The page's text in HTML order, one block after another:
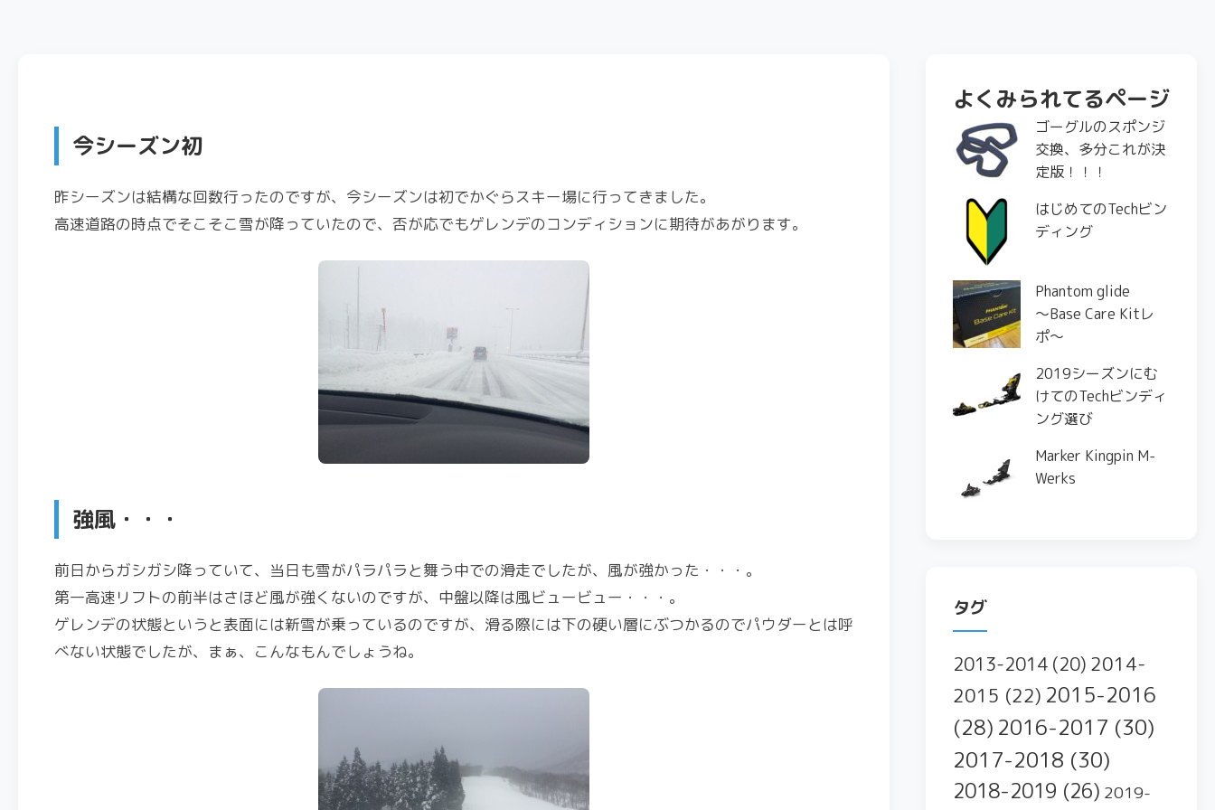
今シーズン初
昨シーズンは結構な回数行ったのですが、今シーズンは初でかぐらスキー場に行ってきました。
高速道路の時点でそこそこ雪が降っていたので、否が応でもゲレンデのコンディションに期待があがります。
強風・・・
前日からガシガシ降っていて、当日も雪がパラパラと舞う中での滑走でしたが、風が強かった・・・。
第一高速リフトの前半はさほど風が強くないのですが、中盤以降は風ビュービュー・・・。
ゲレンデの状態というと表面には新雪が乗っているのですが、滑る際には下の硬い層にぶつかるのでパウダーとは呼
べない状態でしたが、まぁ、こんなもんでしょうね。
よくみられてるページ
ゴーグルのスポンジ
交換、多分これが決
定版！！！
はじめてのTechビン
ディング
Phantom glide
〜Base Care Kitレ
ポ〜
2019シーズンにむ
けてのTechビンディ
ング選び
Marker Kingpin M-
Werks
タグ
2013-2014 (20) 2014-
2015 (22) 2015-2016
(28) 2016-2017 (30)
2017-2018 (30)
2018-2019 (26) 2019-